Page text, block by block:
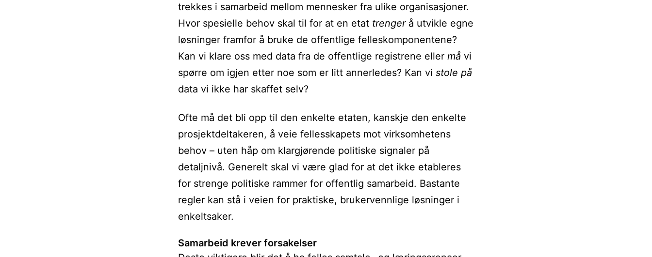
trekkes i samarbeid mellom mennesker fra ulike organisasjoner.
Hvor spesielle behov skal til for at en etat trengerå utvikle egne
løsninger framfor å bruke de offentlige felleskomponentene?
Kan vi klare oss med data fra de offentlige registrene eller må vi
spørre om igjen etter noe som er litt annerledes? Kan vi stole på
data vi ikke har skaffet selv?
Ofte må det bli opp til den enkelte etaten, kanskje den enkelte
prosjektdeltakeren, å veie fellesskapets mot virksomhetens
behov – uten håp om klargjørende politiske signaler på
detaljnivå. Generelt skal vi være glad for at det ikke etableres
for strenge politiske rammer for offentlig samarbeid. Bastante
regler kan stå i veien for praktiske, brukervennlige løsninger i
enkeltsaker.
Samarbeid krever forsakelser